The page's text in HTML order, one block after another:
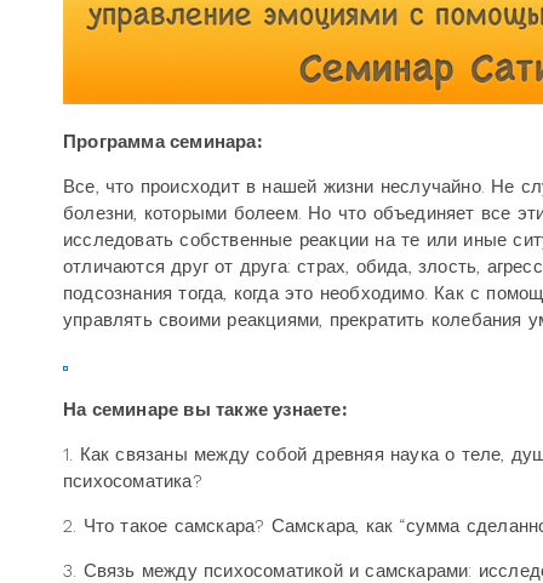
Программа семинара:
Все, что происходит в нашей жизни неслучайно. Не
болезни, которыми болеем. Но что объединяет все
исследовать собственные реакции на те или иные
отличаются друг от друга: страх, обида, злость,
подсознания тогда, когда это необходимо. Как с
управлять своими реакциями, прекратить колебания
На семинаре вы также узнаете:
1. Как связаны между собой древняя наука о теле,
психосоматика?
2. Что такое самскара? Самскара, как “сумма
3. Связь между психосоматикой и самскарами: